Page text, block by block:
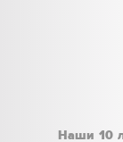
Наши 10